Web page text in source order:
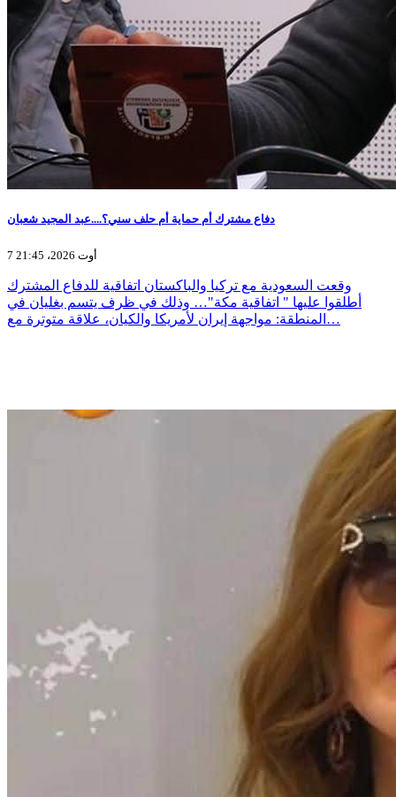
دفاع مشترك أم حماية أم حلف سني؟....عبد المجيد شعبان
7 أوت 2026، 21:45
وقعت السعودية مع تركيا والباكستان اتفاقية للدفاع المشترك
أطلقوا عليها " اتفاقية مكة"… وذلك في ظرف يتسم بغليان في
المنطقة: مواجهة إيران لأمريكا والكيان، علاقة متوترة مع…